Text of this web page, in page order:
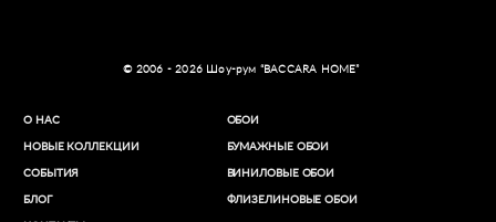
© 2006 - 2026 Шоу-рум “BACCARA HOME”
О НАС
НОВЫЕ КОЛЛЕКЦИИ
СОБЫТИЯ
БЛОГ
ОБОИ
БУМАЖНЫЕ ОБОИ
ВИНИЛОВЫЕ ОБОИ​
ФЛИЗЕЛИНОВЫЕ ОБОИ